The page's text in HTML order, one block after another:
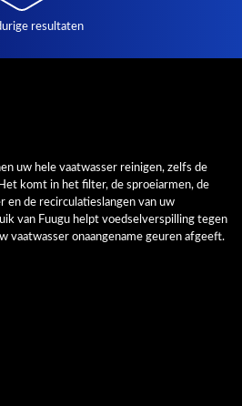
resultaten
uw hele vaatwasser reinigen, zelfs de
komt in het filter, de sproeiarmen, de
en de recirculatieslangen van uw
van Fuugu helpt voedselverspilling tegen
vaatwasser onaangename geuren afgeeft.